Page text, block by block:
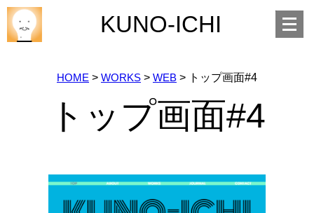
KUNO-ICHI
Open
menu
HOME > WORKS > WEB > トップ画面#4
トップ画面#4